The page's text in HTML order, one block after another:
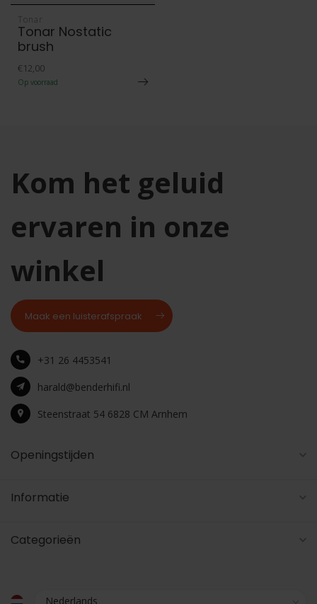
Tonar
Tonar Nostatic
brush
€12,00
Op voorraad
Kom het geluid
ervaren in onze
winkel
Maak een luisterafspraak
+31 26 4453541
harald@benderhifi.nl
Steenstraat 54 6828 CM Arnhem
Openingstijden
Informatie
Categorieën